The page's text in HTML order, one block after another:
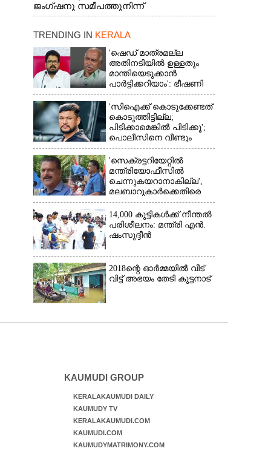
ജംഗ്ഷനു സമീപത്തുനിന്ന്
രക്ഷാപ്രവർത്തനത്തിന് കൊല്ലത്ത് നിന്ന്
തിരികെക്കൊണ്ടുപോകുന്നു.
TRENDING IN KERALA
'ഷെഡ് മാത്രമല്ല
അതിനടിയിൽ ഉള്ളതും
മാന്തിയെടുക്കാൻ
പാർട്ടിക്കറിയാം': ഭീഷണി
പ്രസംഗവുമായി കെ കെ
രാഗേഷ്
'സിഐക്ക് കൊടുക്കേണ്ടത്
കൊടുത്തിട്ടില്ല;
പിടിക്കാമെങ്കിൽ പിടിക്കൂ';
പൊലീസിനെ വീണ്ടും
വെല്ലുവിളിച്ച് അർജുൻ
ആയങ്കി
'സെക്രട്ടറിയേറ്റിൽ
മന്ത്രിയോഫീസിൽ
ചെന്നുകയറാനാകില്ല',
മലബാറുകാർക്കെതിരെ
അധിക്ഷേപ
പരാമർശവുമായി സിപിഎം
നേതാവ്‌
14,000 കുട്ടികൾക്ക് നീന്തൽ
പരിശീലനം: മന്ത്രി എൻ.
ഷംസുദ്ദീൻ
2018ന്റെ ഓർമ്മയിൽ വീട്
വിട്ട് അഭയം തേടി കുട്ടനാട്
KAUMUDI GROUP
KERALAKAUMUDI DAILY
KAUMUDY TV
KERALAKAUMUDI.COM
KAUMUDI.COM
KAUMUDYMATRIMONY.COM